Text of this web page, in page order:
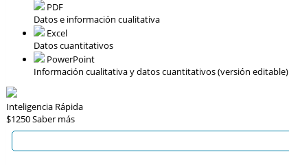
PDF
Datos e información cualitativa
Excel
Datos cuantitativos
PowerPoint
Información cualitativa y datos cuantitativos (versión editable)
Inteligencia Rápida
$1250Saber más